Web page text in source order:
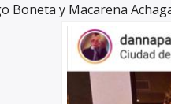
Boneta y Macarena